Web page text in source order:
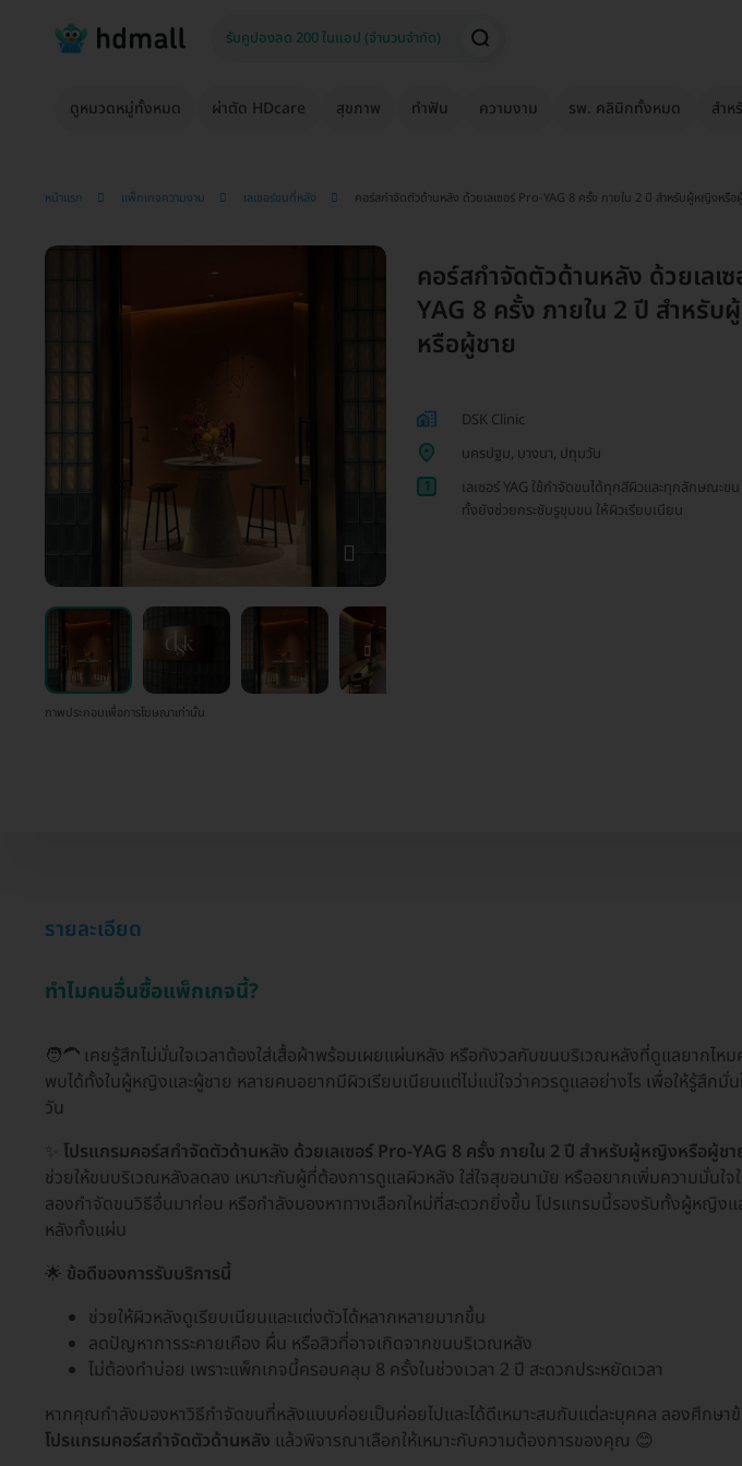
ดูหมวดหมู่ทั้งหมด ผ่าตัด HDcare สุขภาพ ทำฟัน ความงาม รพ. คลินิกทั้งหมด สำ
หน้าแรก แพ็กเกจความงาม เลเซอร์ขนที่หลัง คอร์สกำจัดตัวด้านหลัง ด้วยเลเซอร์ Pro-YAG 8 ครั้ง ภายใน 2 ปี สำหรับผู้หญิงหรือ
ภาพประกอบเพื่อการโฆษณาเท่านั้น
คอร์สกำจัดตัวด้านหลัง ด้วยเลเ
YAG 8 ครั้ง ภายใน 2 ปี สำหรั
หรือผู้ชาย
DSK Clinic
นครปฐม, บางนา, ปทุมวัน
1
เลเซอร์ YAG ใช้กำจัดขนได้ทุกสีผิวและทุกลักษณะข
ทั้งยังช่วยกระชับรูขุมขน ให้ผิวเรียบเนียน
รายละเอียด
ทำไมคนอื่นซื้อแพ็กเกจนี้?
🧑‍🦱 เคยรู้สึกไม่มั่นใจเวลาต้องใส่เสื้อผ้าพร้อมเผยแผ่นหลัง หรือกังวลกับขนบริเวณหลังที่ดูแลยากไห
พบได้ทั้งในผู้หญิงและผู้ชาย หลายคนอยากมีผิวเรียบเนียนแต่ไม่แน่ใจว่าควรดูแลอย่างไร เพื่อให้รู้สึกมั่น
วัน
โปรแกรมคอร์สกำจัดตัวด้านหลัง ด้วยเลเซอร์ Pro-YAG 8 ครั้ง ภายใน 2 ปี สำหรับผู้หญิงหรือผู้ชา
ช่วยให้ขนบริเวณหลังลดลง เหมาะกับผู้ที่ต้องการดูแลผิวหลัง ใส่ใจสุขอนามัย หรืออยากเพิ่มความมั่นใจ
ลองกำจัดขนวิธีอื่นมาก่อน หรือกำลังมองหาทางเลือกใหม่ที่สะดวกยิ่งขึ้น โปรแกรมนี้รองรับทั้งผู้หญิง
หลังทั้งแผ่น
🌟 ข้อดีของการรับบริการนี้
ช่วยให้ผิวหลังดูเรียบเนียนและแต่งตัวได้หลากหลายมากขึ้น
ลดปัญหาการระคายเคือง ผื่น หรือสิวที่อาจเกิดจากขนบริเวณหลัง
ไม่ต้องทำบ่อย เพราะแพ็กเกจนี้ครอบคลุม 8 ครั้งในช่วงเวลา 2 ปี สะดวกประหยัดเวลา
หากคุณกำลังมองหาวิธีกำจัดขนที่หลังแบบค่อยเป็นค่อยไปและได้ดีเหมาะสมกับแต่ละบุคคล ลองศึกษา
โปรแกรมคอร์สกำจัดตัวด้านหลัง แล้วพิจารณาเลือกให้เหมาะกับความต้องการของคุณ 😊